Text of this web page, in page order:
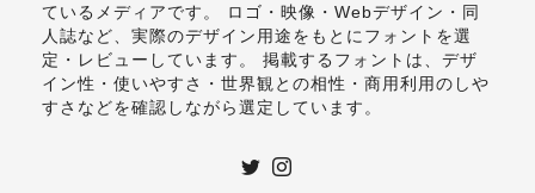
ているメディアです。 ロゴ・映像・Webデザイン・同
人誌など、実際のデザイン用途をもとにフォントを選
定・レビューしています。 掲載するフォントは、デザ
イン性・使いやすさ・世界観との相性・商用利用のしや
すさなどを確認しながら選定しています。